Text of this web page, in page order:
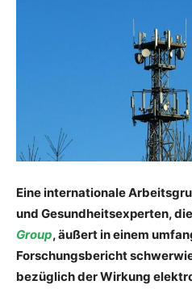
Eine internationale
und Gesundheitsexperten, die
Group, äußert in einem
Forschungsbericht
bezüglich der Wirkung